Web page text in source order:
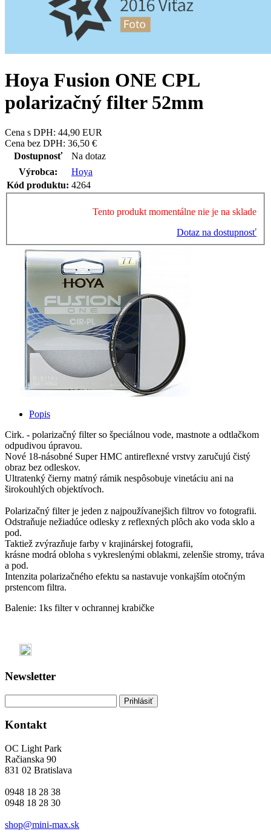
Hoya Fusion ONE CPL
polarizačný filter 52mm
Cena s DPH: 44,90 EUR
Cena bez DPH: 36,50 €
Dostupnosť
Na dotaz
Výrobca:
Hoya
Kód produktu: 4264
Tento produkt momentálne nie je na sklade
Dotaz na dostupnosť
Popis
Cirk. - polarizačný filter so špeciálnou vode, mastnote a odtlačkom
odpudivou úpravou.
Nové 18-násobné Super HMC antireflexné vrstvy zaručujú čistý
obraz bez odleskov.
Ultratenký čierny matný rámik nespôsobuje vinetáciu ani na
širokouhlých objektívoch.
Polarizačný filter je jeden z najpoužívanejšich filtrov vo fotografii.
Odstraňuje nežiadúce odlesky z reflexných plôch ako voda sklo a
pod.
Taktiež zvýrazňuje farby v krajinárskej fotografii,
krásne modrá obloha s vykreslenými oblakmi, zelenšie stromy, tráva
a pod.
Intenzita polarizačného efektu sa nastavuje vonkajším otočným
prstencom filtra.
Balenie: 1ks filter v ochrannej krabičke
Newsletter
Kontakt
OC Light Park
Račianska 90
831 02 Bratislava
0948 18 28 38
0948 18 28 30
shop@mini-max.sk